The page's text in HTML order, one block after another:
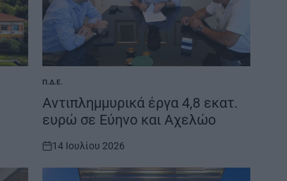
POSTED
IN
Π.Δ.Ε.
Αντιπλημμυρικά έργα 4,8 εκατ.
ευρώ σε Εύηνο και Αχελώο
on
14 Ιουλίου 2026